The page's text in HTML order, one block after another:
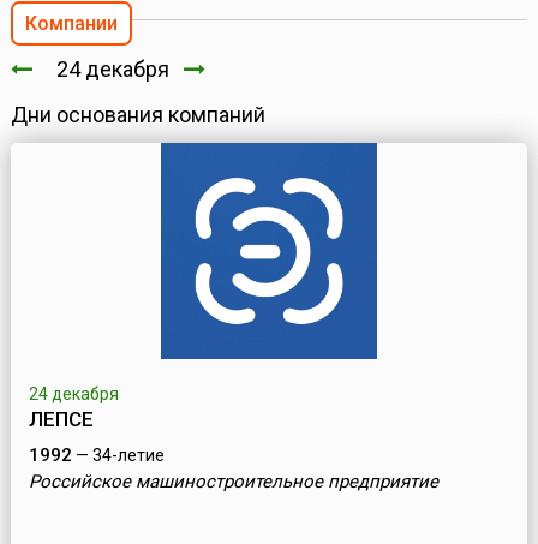
Компании
24 декабря
Дни основания компаний
24 декабря
ЛЕПСЕ
1992 — 34-летие
Российское машиностроительное предприятие